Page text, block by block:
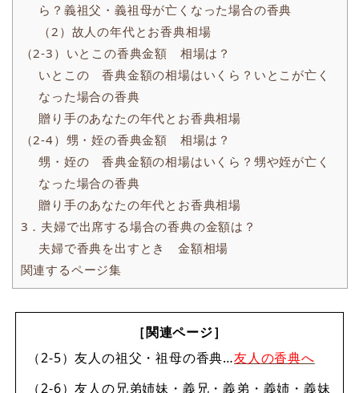
ら？義祖父・義祖母が亡くなった場合の香典
（2）故人の年代とお香典相場
（2-3）いとこの香典金額 相場は？
いとこの 香典金額の相場はいくら？いとこが亡く
なった場合の香典
贈り手のあなたの年代とお香典相場
（2-4）甥・姪の香典金額 相場は？
甥・姪の 香典金額の相場はいくら？甥や姪が亡く
なった場合の香典
贈り手のあなたの年代とお香典相場
3．夫婦で出席する場合の香典の金額は？
夫婦で香典を出すとき 金額相場
関連するページ集
［関連ページ］
（2-5）友人の祖父・祖母の香典…友人の香典へ
（2-6）友人の兄弟姉妹・義兄・義弟・義姉・義妹